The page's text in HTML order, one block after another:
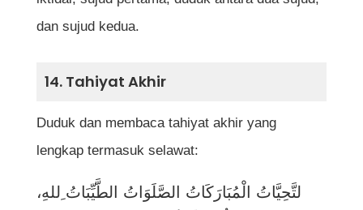
dan sujud kedua.
14. Tahiyat Akhir
Duduk dan membaca tahiyat akhir yang
lengkap termasuk selawat:
لتَّحِيَّاتُ الْمُبَارَكَاتُ الصَّلَوَاتُ الطَّيِّبَاتُ ِللهِ،